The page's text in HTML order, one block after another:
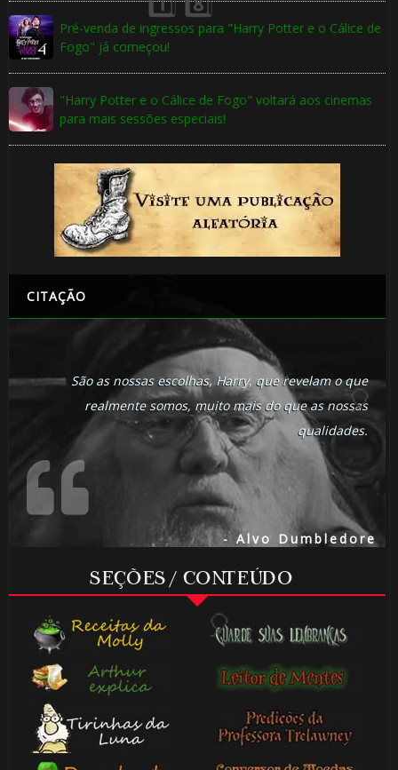
Pré-venda de ingressos para "Harry Potter e o Cálice de
Fogo" já começou!
"Harry Potter e o Cálice de Fogo" voltará aos cinemas
para mais sessões especiais!
CITAÇÃO
São as nossas escolhas, Harry, que revelam o que
realmente somos, muito mais do que as nossas
qualidades.
- Alvo Dumbledore
SEÇÕES / CONTEÚDO
🎂
🎂